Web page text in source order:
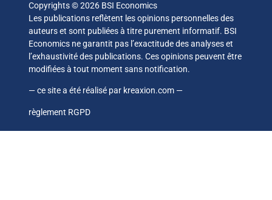
Copyrights © 2026 BSI Economics
Les publications reflètent les opinions personnelles des
auteurs et sont publiées à titre purement informatif. BSI
Economics ne garantit pas l’exactitude des analyses et
l’exhaustivité des publications. Ces opinions peuvent être
modifiées à tout moment sans notification.
— ce site a été réalisé par kreaxion.com —
règlement RGPD